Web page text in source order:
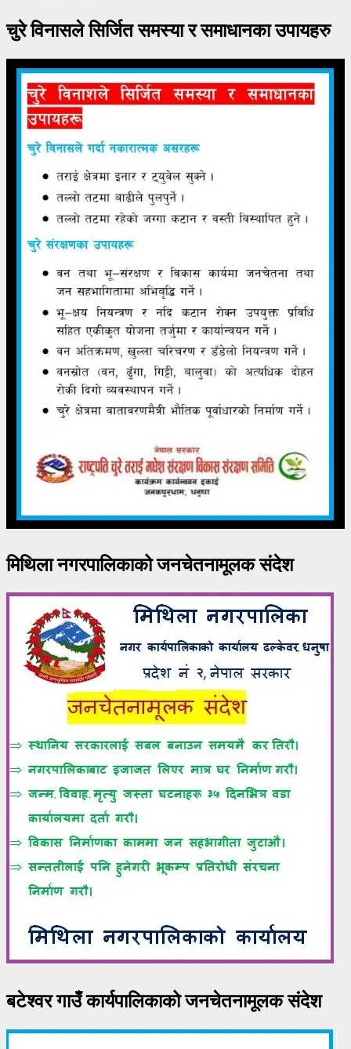
चुरे विनासले सिर्जित समस्या र समाधानका उपायहरु
मिथिला नगरपालिकाको जनचेतनामूलक संदेश
बटेश्वर गाउँ कार्यपालिकाको जनचेतनामूलक संदेश